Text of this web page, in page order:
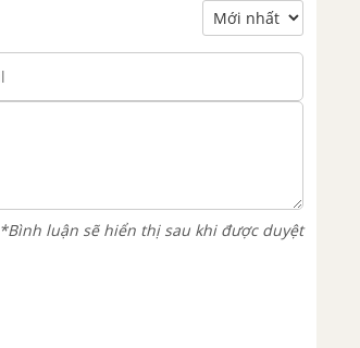
*Bình luận sẽ hiển thị sau khi được duyệt